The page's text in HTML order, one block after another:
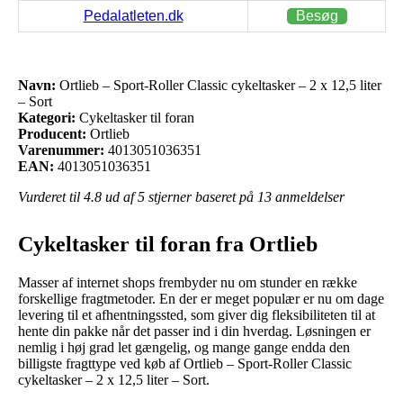
Pedalatleten.dk Besøg
Navn: Ortlieb – Sport-Roller Classic cykeltasker – 2 x 12,5 liter
– Sort
Kategori: Cykeltasker til foran
Producent: Ortlieb
Varenummer: 4013051036351
EAN: 4013051036351
Vurderet til 4.8 ud af 5 stjerner baseret på 13 anmeldelser
Cykeltasker til foran fra Ortlieb
Masser af internet shops frembyder nu om stunder en række
forskellige fragtmetoder. En der er meget populær er nu om dage
levering til et afhentningssted, som giver dig fleksibiliteten til at
hente din pakke når det passer ind i din hverdag. Løsningen er
nemlig i høj grad let gængelig, og mange gange endda den
billigste fragttype ved køb af Ortlieb – Sport-Roller Classic
cykeltasker – 2 x 12,5 liter – Sort.